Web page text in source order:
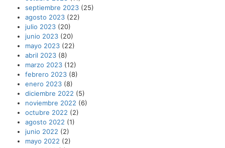
septiembre 2023 (25)
agosto 2023 (22)
julio 2023 (20)
junio 2023 (20)
mayo 2023 (22)
abril 2023 (8)
marzo 2023 (12)
febrero 2023 (8)
enero 2023 (8)
diciembre 2022 (5)
noviembre 2022 (6)
octubre 2022 (2)
agosto 2022 (1)
junio 2022 (2)
mayo 2022 (2)